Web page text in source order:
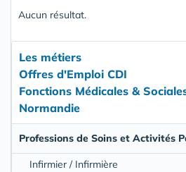
Aucun résultat.
Les métiers
Offres d'Emploi CDI
Fonctions Médicales &
Normandie
Professions de Soins et Activités
Infirmier / Infirmière